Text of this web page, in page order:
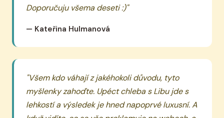
Doporučuju všema deseti :)"
— Kateřina Hulmanová
"Všem kdo váhají z jakéhokoli důvodu, tyto
myšlenky zahoďte. Upéct chleba s Libu jde s
lehkostí a výsledek je hned napoprvé luxusní. A